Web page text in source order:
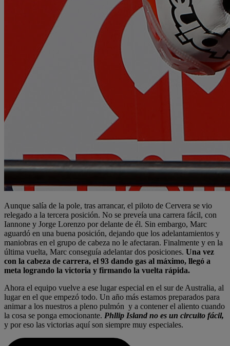
Aunque salía de la pole, tras arrancar, el piloto de Cervera se vio
relegado a la tercera posición. No se preveía una carrera fácil, con
Iannone y Jorge Lorenzo por delante de él. Sin embargo, Marc
aguardó en una buena posición, dejando que los adelantamientos y
maniobras en el grupo de cabeza no le afectaran. Finalmente y en la
última vuelta, Marc conseguía adelantar dos posiciones. Una vez
con la cabeza de carrera, el 93 dando gas al máximo, llegó a
meta logrando la victoria y firmando la vuelta rápida.
Ahora el equipo vuelve a ese lugar especial en el sur de Australia, al
lugar en el que empezó todo. Un año más estamos preparados para
animar a los nuestros a pleno pulmón y a contener el aliento cuando
la cosa se ponga emocionante. Phllip Island no es un circuito fácil,
y por eso las victorias aquí son siempre muy especiales.